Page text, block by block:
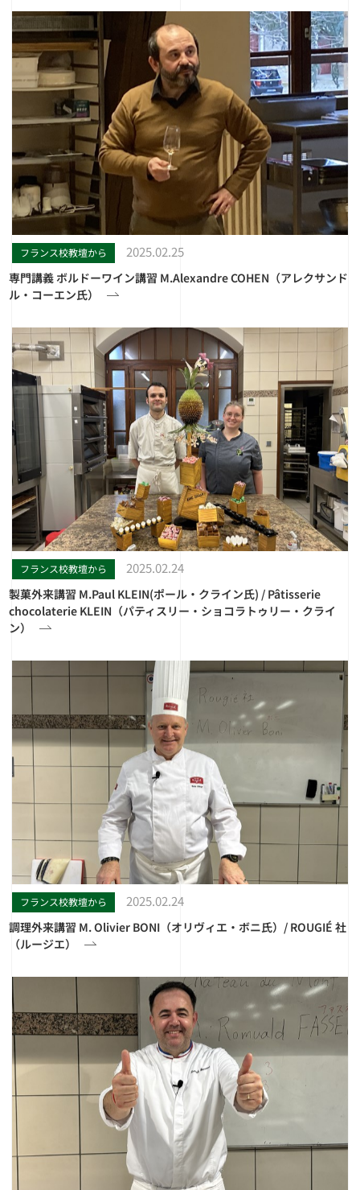
フランス校教壇から 2025.02.25
専門講義 ボルドーワイン講習 M.Alexandre COHEN（アレクサンド
ル・コーエン氏）
フランス校教壇から 2025.02.24
製菓外来講習 M.Paul KLEIN(ポール・クライン氏) / Pâtisserie
chocolaterie KLEIN（パティスリー・ショコラトゥリー・クライ
ン）
フランス校教壇から 2025.02.24
調理外来講習 M. Olivier BONI（オリヴィエ・ボニ氏）/ ROUGIÉ 社
（ルージエ）